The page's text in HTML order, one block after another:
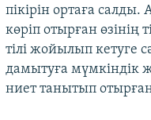
пікірін ортаға
көріп отырған өзінің
тілі жойылып кетуге
дамытуға мүмкіндік
ниет танытып